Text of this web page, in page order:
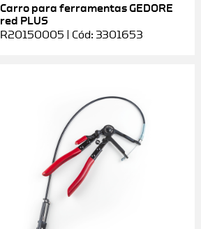
Carro para ferramentas GEDORE
red PLUS
R20150005 | Cód: 3301653